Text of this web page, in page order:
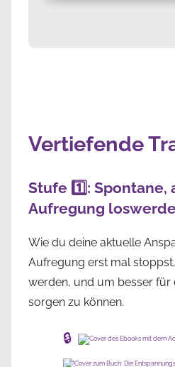
Vertiefende
Stufe 1️⃣: Spontane,
Aufregung
Wie du deine aktuelle
Aufregung erst mal
werden, und um besser für
sorgen zu können.
🔒